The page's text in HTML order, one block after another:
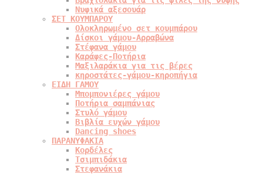
Νυφικά αξεσουάρ
ΣΕΤ ΚΟΥΜΠΑΡΟΥ
Ολοκληρωμένο σετ κουμπάρου
Δίσκοι γάμου-Αρραβώνα
Στέφανα γάμου
Καράφες-Ποτήρια
Μαξιλαράκια για τις βέρες
κηροστάτες-γάμου-κηροπήγια
ΕΙΔΗ ΓΑΜΟΥ
Μπομπονιέρες γάμου
Ποτήρια σαμπάνιας
Στυλό γάμου
Βιβλία ευχών γάμου
Dancing shoes
ΠΑΡΑΝΥΦΑΚΙΑ
Κορδέλες
Τσιμπιδάκια
Στεφανάκια